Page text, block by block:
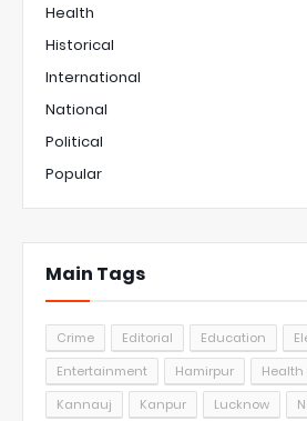
Health
Historical
International
National
Political
Popular
Main Tags
Crime Editorial Education
Entertainment
Hamirpur Health
Kannauj
Kanpur Lucknow